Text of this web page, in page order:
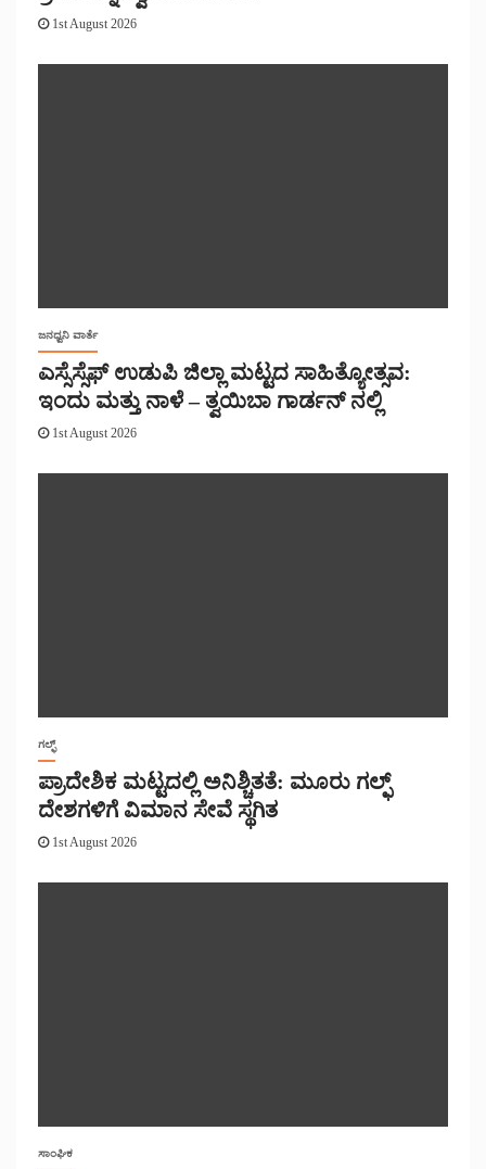
1st August 2026
ಜನಧ್ವನಿ ವಾರ್ತೆ
ಎಸ್ಸೆಸ್ಸೆಫ್ ಉಡುಪಿ ಜಿಲ್ಲಾ ಮಟ್ಟದ ಸಾಹಿತ್ಯೋತ್ಸವ:
ಇಂದು ಮತ್ತು ನಾಳೆ – ತ್ವಯಿಬಾ ಗಾರ್ಡನ್ ನಲ್ಲಿ
1st August 2026
ಗಲ್ಫ್
ಪ್ರಾದೇಶಿಕ ಮಟ್ಟದಲ್ಲಿ ಅನಿಶ್ಚಿತತೆ: ಮೂರು ಗಲ್ಫ್
ದೇಶಗಳಿಗೆ ವಿಮಾನ ಸೇವೆ ಸ್ಥಗಿತ
1st August 2026
ಸಾಂಘಿಕ